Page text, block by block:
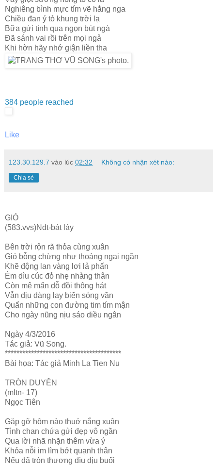
Nghiêng bình mực tím vẽ hằng nga
Chiều đan ý tỏ khung trời lạ
Bữa gửi tình qua ngọn bút ngà
Đã sánh vai rồi trên mọi ngả
Khi hờn hãy nhớ giận liền tha
384 people reached
Like
123.30.129.7 vào lúc 02:32 Không có nhận xét nào:
Chia sẻ
GIÓ
(583.vvs)Nđt-bát láy
Bên trời rộn rã thỏa cùng xuân
Gió bỗng chừng như thoảng ngại ngần
Khẽ động lan vàng lơi lả phấn
Êm dìu cúc đỏ nhẹ nhàng thân
Còn mê mẩn dỗ đồi thông hát
Vẫn dịu dàng lay biển sóng vần
Quẩn những con đường tim tím mận
Cho ngày nũng nịu sáo diều ngân
Ngày 4/3/2016
Tác giả: Vũ Song.
****************************************
Bài họa: Tác giả Minh La Tien Nu
TRÒN DUYÊN
(mltn- 17)
Ngọc Tiên
Gặp gỡ hôm nào thuở nắng xuân
Tình chan chứa gửi đẹp vô ngần
Qua lời nhã nhặn thêm vừa ý
Khỏa nỗi im lìm bớt quạnh thân
Nếu đã tròn thương dìu dịu buổi